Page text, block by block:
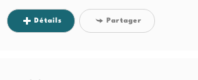
Détails Partager